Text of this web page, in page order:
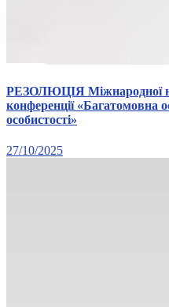
РЕЗОЛЮЦІЯ Міжнародної
конференції «Багатомовна
особистості»
27/10/2025